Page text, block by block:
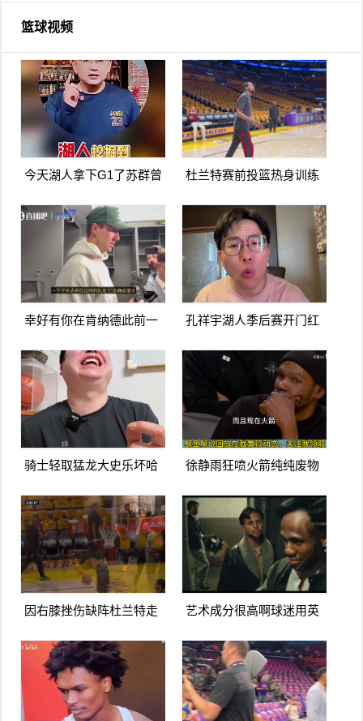
篮球视频
今天湖人拿下G1了苏群曾
杜兰特赛前投篮热身训练
幸好有你在肯纳德此前一
确实很大
孔祥宇湖人季后赛开门红
根本不行
骑士轻取猛龙大史乐坏哈
可成啊
徐静雨狂喷火箭纯纯废物
打坑惨球队
因右膝挫伤缺阵杜兰特走
一拐
艺术成分很高啊球迷用英
季后赛